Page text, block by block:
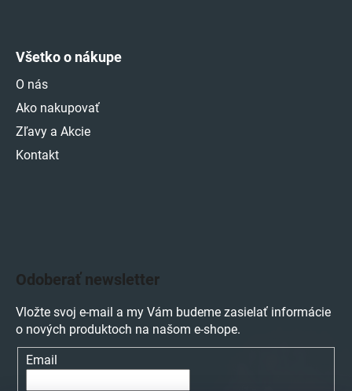
Všetko o nákupe
O nás
Ako nakupovať
Zľavy a Akcie
Kontakt
Odoberať newsletter
Vložte svoj e-mail a my Vám budeme zasielať informácie
o nových produktoch na našom e-shope.
Email